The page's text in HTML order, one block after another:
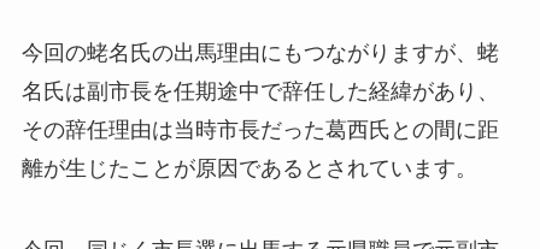
今回の蛯名氏の出馬理由にもつながりますが、蛯
名氏は副市長を任期途中で辞任した経緯があり、
その辞任理由は当時市長だった葛西氏との間に距
離が生じたことが原因であるとされています。